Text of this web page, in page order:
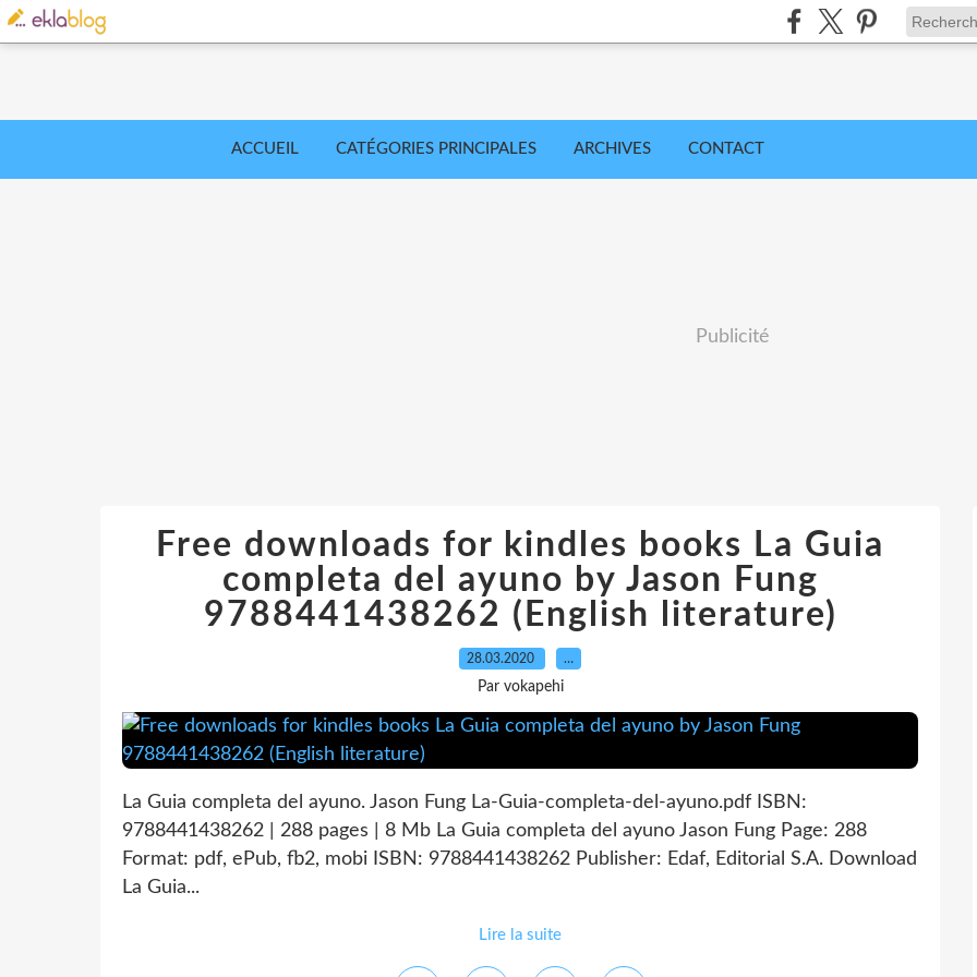
ACCUEIL CATÉGORIES PRINCIPALES ARCHIVES CONTACT
Publicité
Free downloads for kindles books La Guia
completa del ayuno by Jason Fung
9788441438262 (English literature)
28.03.2020 …
Par vokapehi
La Guia completa del ayuno. Jason Fung La-Guia-completa-del-ayuno.pdf ISBN:
9788441438262 | 288 pages | 8 Mb La Guia completa del ayuno Jason Fung Page: 288
Format: pdf, ePub, fb2, mobi ISBN: 9788441438262 Publisher: Edaf, Editorial S.A. Download
La Guia...
Lire la suite